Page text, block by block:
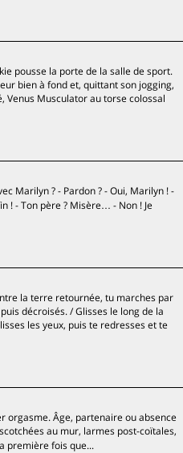
pousse la porte de la salle de sport.
bien à fond et, quittant son jogging,
Venus Musculator au torse colossal
Marilyn ? - Pardon ? - Oui, Marilyn ! -
! - Ton père ? Misère… - Non ! Je
la terre retournée, tu marches par
décroisés. / Glisses le long de la
les yeux, puis te redresses et te
orgasme. Âge, partenaire ou absence
au mur, larmes post-coïtales,
première fois que...